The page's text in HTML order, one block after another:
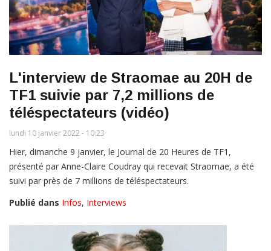
L'interview de Straomae au 20H de
TF1 suivie par 7,2 millions de
téléspectateurs (vidéo)
lundi 10 janvier 2022 - 10:23
Hier, dimanche 9 janvier, le Journal de 20 Heures de TF1,
présenté par Anne-Claire Coudray qui recevait Straomae, a été
suivi par près de 7 millions de téléspectateurs.
Publié dans Infos, Interviews